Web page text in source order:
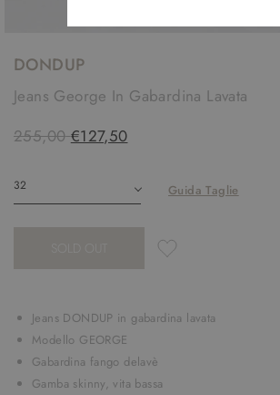
DONDUP
Jeans George In Gabardina Lavata
255,00 €127,50
Guida Taglie
Jeans DONDUP in gabardina lavata
Modello GEORGE
Gabardina fango delavè
Gamba skinny, vita bassa